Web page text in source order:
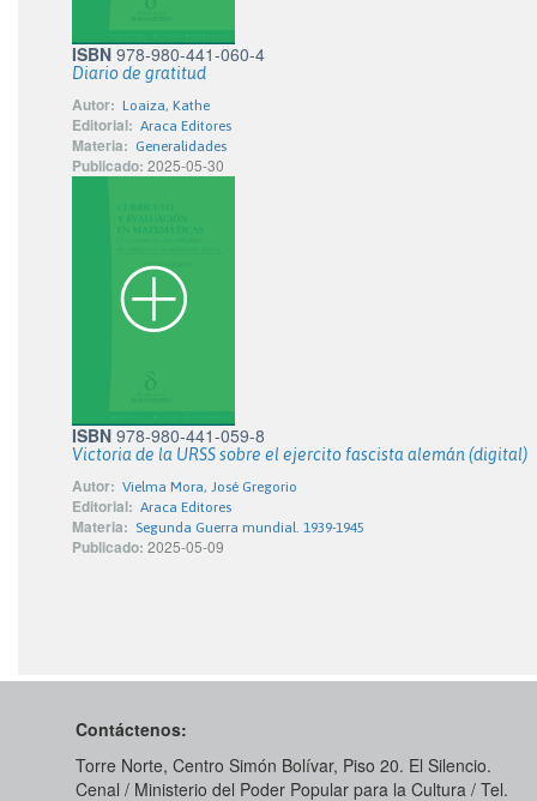
ISBN 978-980-441-060-4
Diario de gratitud
Autor: Loaiza, Kathe
Editorial: Araca Editores
Materia: Generalidades
Publicado: 2025-05-30
ISBN 978-980-441-059-8
Victoria de la URSS sobre el ejercito fascista alemán (digital)
Autor: Vielma Mora, José Gregorio
Editorial: Araca Editores
Materia: Segunda Guerra mundial. 1939-1945
Publicado: 2025-05-09
Contáctenos:
Torre Norte, Centro Simón Bolívar, Piso 20. El Silencio.
Cenal / Ministerio del Poder Popular para la Cultura / Tel.